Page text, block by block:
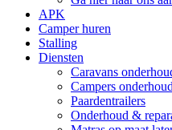
APK
Camper huren
Stalling
Diensten
Caravans
Campers
Paardentrailers
Onderhoud &